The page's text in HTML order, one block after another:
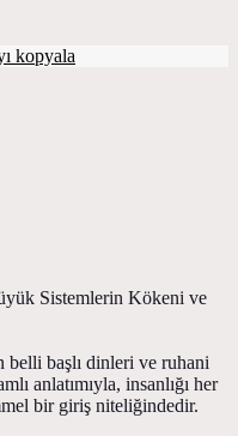
kopyala
Sistemlerin Kökeni ve
belli başlı dinleri ve ruhani
anlatımıyla, insanlığı her
bir giriş niteliğindedir.